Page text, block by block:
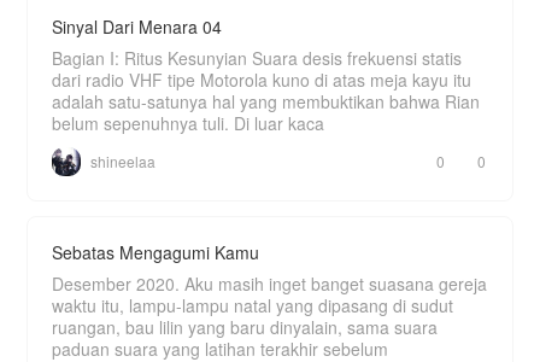
Sinyal Dari Menara 04
Bagian I: Ritus Kesunyian Suara desis frekuensi statis
dari radio VHF tipe Motorola kuno di atas meja kayu itu
adalah satu-satunya hal yang membuktikan bahwa Rian
belum sepenuhnya tuli. Di luar kaca
shineelaa 0 0
Sebatas Mengagumi Kamu
Desember 2020. Aku masih inget banget suasana gereja
waktu itu, lampu-lampu natal yang dipasang di sudut
ruangan, bau lilin yang baru dinyalain, sama suara
paduan suara yang latihan terakhir sebelum